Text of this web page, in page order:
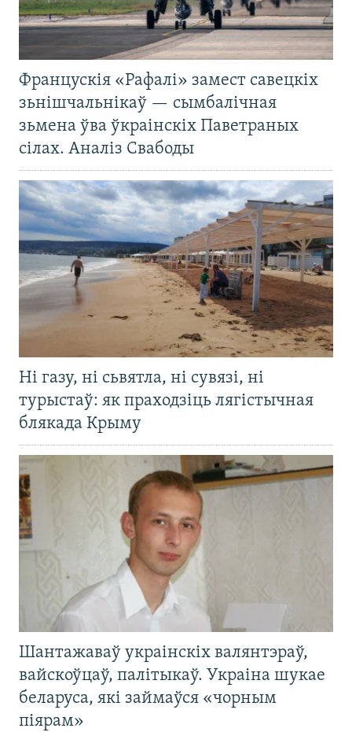
Францускія «Рафалі» замест савецкіх
зьнішчальнікаў — сымбалічная
зьмена ўва ўкраінскіх Паветраных
сілах. Аналіз Свабоды
Ні газу, ні сьвятла, ні сувязі, ні
турыстаў: як праходзіць лягістычная
блякада Крыму
Шантажаваў украінскіх валянтэраў,
вайскоўцаў, палітыкаў. Украіна шукае
беларуса, які займаўся «чорным
піярам»